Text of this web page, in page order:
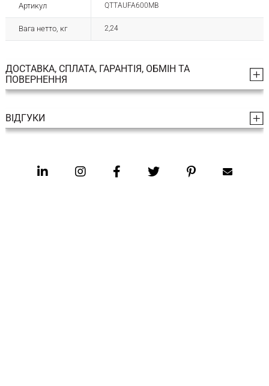
Артикул QTTAUFA600MB
Вага нетто, кг 2,24
ДОСТАВКА, СПЛАТА, ГАРАНТІЯ, ОБМІН ТА
ПОВЕРНЕННЯ
ВІДГУКИ